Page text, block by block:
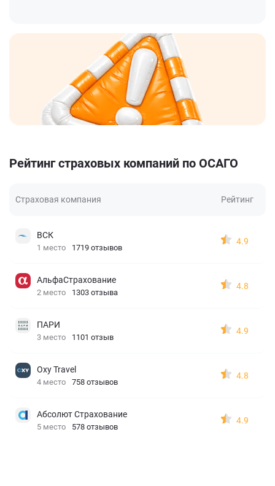
Рейтинг страховых компаний по ОСАГО
Страховая компания Рейтинг
ВСК
1 место 1719 отзывов
4.9
АльфаСтрахование
2 место 1303 отзыва
4.8
ПАРИ
3 место 1101 отзыв
4.9
Oxy Travel
4 место 758 отзывов
4.8
Абсолют Страхование
5 место 578 отзывов
4.9